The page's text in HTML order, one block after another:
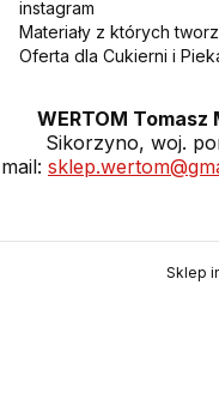
instagram
Materiały z których
Oferta dla Cukierni i
WERTOM Tomasz
Sikorzyno, woj.
mail:
Sklep